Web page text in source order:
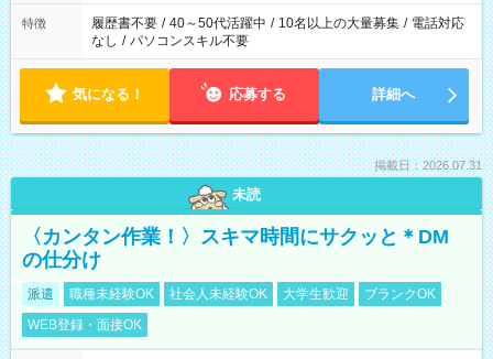
特徴 履歴書不要 / 40～50代活躍中 / 10名以上の大量募集 / 電話対応
なし / パソコンスキル不要
気になる！ 応募する 詳細へ
掲載日：2026.07.31
未読
〈カンタン作業！〉スキマ時間にサクッと＊DM
の仕分け
派遣 職種未経験OK 社会人未経験OK 大学生歓迎
ブランクOK
WEB登録・面接OK